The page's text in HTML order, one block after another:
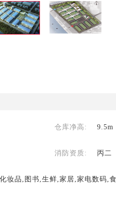
仓库净高: 9.5m
消防资质: 丙二
妆品,图书,生鲜,家居,家电数码,